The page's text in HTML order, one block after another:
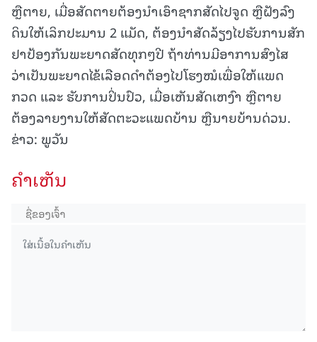
ຫຼືຕາຍ, ເມື່ອສັດຕາຍຕ້ອງນໍາເອົາຊາກສັດໄປຈູດ ຫຼືຝັງລົງ
ດິນໃຫ້ເລິກປະມານ 2 ແມັດ, ຕ້ອງນໍາສັດລ້ຽງໄປຮັບການສັກ
ຢາປ້ອງກັນພະຍາດສັດທຸກໆປີ ຖ້າທ່ານມີອາການສົງໄສ
ວ່າເປັນພະຍາດໄຂ້ເລືອດດຳຕ້ອງໄປໂຮງໝໍເພື່ອໃຫ້ແພດ
ກວດ ແລະ ຮັບການປິ່ນປົວ, ເມື່ອເຫັນສັດເຫງົາ ຫຼືຕາຍ
ຕ້ອງລາຍງານໃຫ້ສັດຕະວະແພດບ້ານ ຫຼືນາຍບ້ານດ່ວນ.
ຂ່າວ: ພູວັນ
ຄໍາເຫັນ